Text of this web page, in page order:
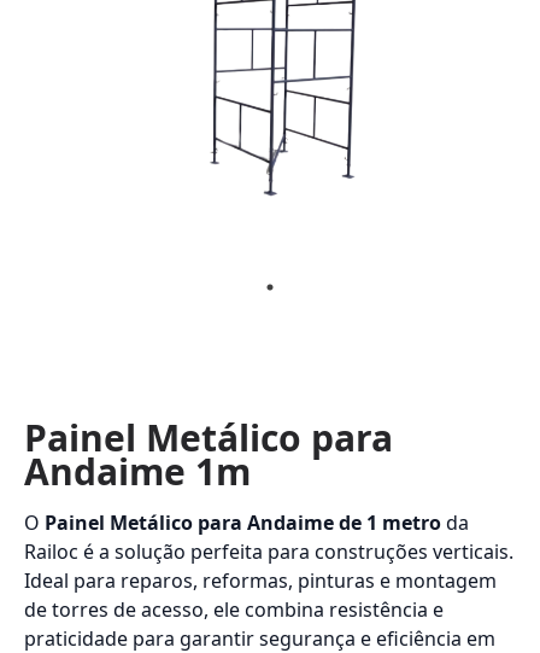
Painel Metálico para
Andaime 1m
O Painel Metálico para Andaime de 1 metroda
Railoc é a solução perfeita para construções verticais.
Ideal para reparos, reformas, pinturas e montagem
de torres de acesso, ele combina resistência e
praticidade para garantir segurança e eficiência em